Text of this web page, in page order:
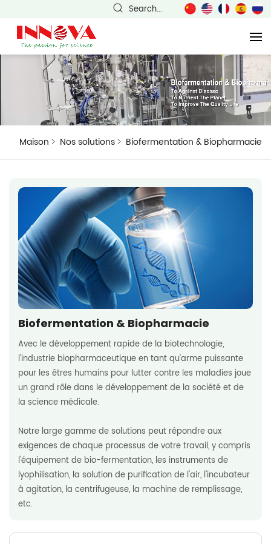
Search...
Maison Nos solutions Biofermentation & Biopharmacie
Biofermentation & Biopharmacie
Avec le développement rapide de la biotechnologie,
l'industrie biopharmaceutique en tant qu'arme puissante
pour les êtres humains pour lutter contre les maladies joue
un grand rôle dans le développement de la société et de
la science médicale.
Notre large gamme de solutions peut répondre aux
exigences de chaque processus de votre travail, y compris
l'équipement de bio-fermentation, les instruments de
lyophilisation, la solution de purification de l'air, l'incubateur
à agitation, la centrifugeuse, la machine de remplissage,
etc.